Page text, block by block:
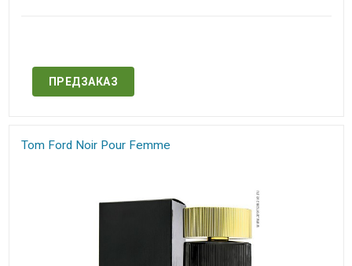
ПРЕДЗАКАЗ
Tom Ford Noir Pour Femme